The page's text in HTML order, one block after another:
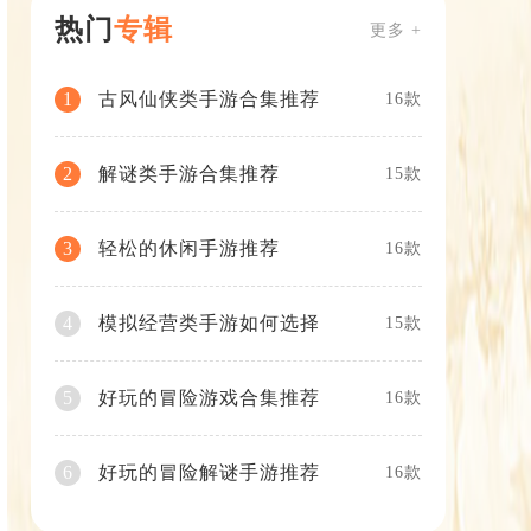
热门专辑 更多 +
1 古风仙侠类手游合集推荐 16款
2 解谜类手游合集推荐 15款
3 轻松的休闲手游推荐 16款
4 模拟经营类手游如何选择 15款
5 好玩的冒险游戏合集推荐 16款
6 好玩的冒险解谜手游推荐 16款